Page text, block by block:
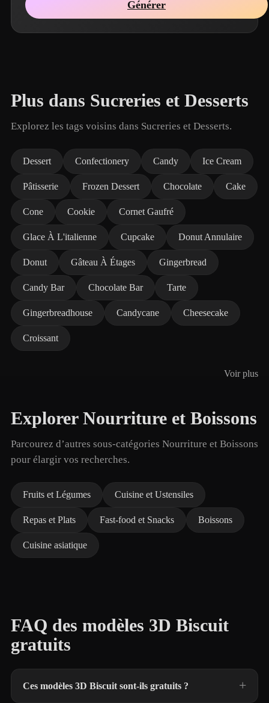
Générer
Plus dans Sucreries et Desserts
Explorez les tags voisins dans Sucreries et Desserts.
Dessert Confectionery Candy Ice Cream
Pâtisserie Frozen Dessert Chocolate Cake
Cone Cookie Cornet Gaufré
Glace À L'italienne Cupcake Donut Annulaire
Donut Gâteau À Étages Gingerbread
Candy Bar Chocolate Bar Tarte
Gingerbreadhouse Candycane Cheesecake
Croissant
Voir plus
Explorer Nourriture et Boissons
Parcourez d’autres sous-catégories Nourriture et Boissons
pour élargir vos recherches.
Fruits et Légumes Cuisine et Ustensiles
Repas et Plats Fast-food et Snacks Boissons
Cuisine asiatique
FAQ des modèles 3D Biscuit
gratuits
Ces modèles 3D Biscuit sont-ils gratuits ?